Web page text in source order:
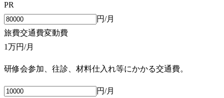
PR
円/月
旅費交通費変動費
1万円/月
研修会参加、往診、材料仕入れ等にかかる交通費。
円/月